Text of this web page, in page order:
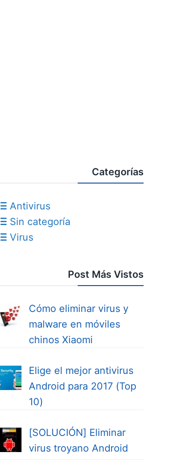
Categorías
Antivirus
Sin categoría
Virus
Post Más Vistos
Cómo eliminar virus y
malware en móviles
chinos Xiaomi
Elige el mejor antivirus
Android para 2017 (Top
10)
[SOLUCIÓN] Eliminar
virus troyano Android